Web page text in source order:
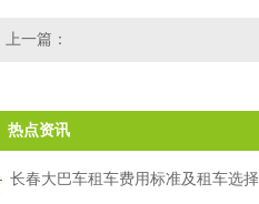
上一篇：
热点资讯
长春大巴车租车费用标准及租车选择